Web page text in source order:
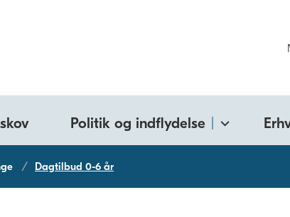
Politik og indflydelse
Dagtilbud 0-6 år